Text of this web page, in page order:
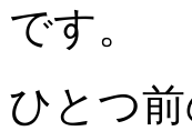
です。
ひとつ前